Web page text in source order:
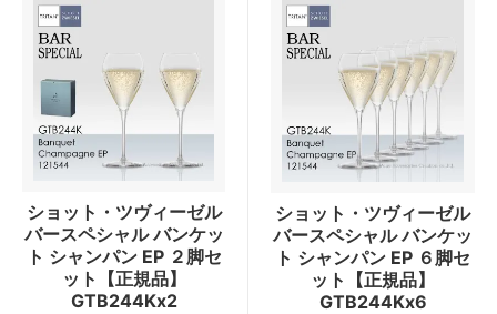
ショット・ツヴィーゼル
バースペシャル バンケッ
ト シャンパン EP ２脚セ
ット【正規品】
GTB244Kx2
ショット・ツヴィーゼル
バースペシャル バンケッ
ト シャンパン EP ６脚セ
ット【正規品】
GTB244Kx6